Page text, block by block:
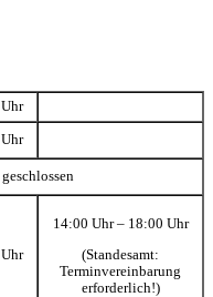
geschlossen
14:00 Uhr – 18:00 Uhr
(Standesamt:
Terminvereinbarung
erforderlich!)